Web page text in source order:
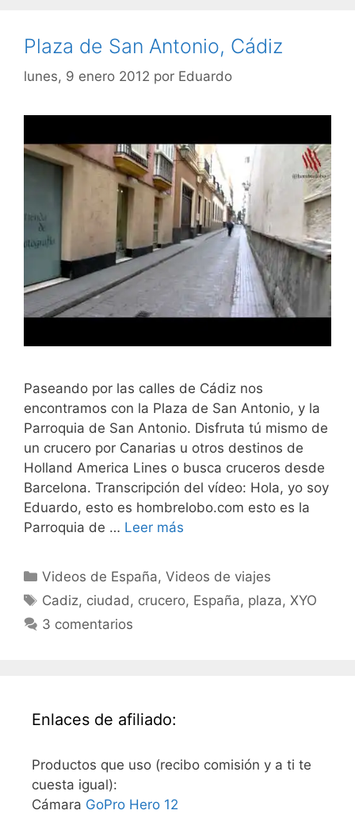
Plaza de San Antonio, Cádiz
lunes, 9 enero 2012 por Eduardo
Paseando por las calles de Cádiz nos
encontramos con la Plaza de San Antonio, y la
Parroquia de San Antonio. Disfruta tú mismo de
un crucero por Canarias u otros destinos de
Holland America Lines o busca cruceros desde
Barcelona. Transcripción del vídeo: Hola, yo soy
Eduardo, esto es hombrelobo.com esto es la
Parroquia de … Leer más
Categorías
Videos de España,Videos de viajes
Etiquetas
Cadiz, ciudad, crucero, España, plaza,XYO
3 comentarios
Enlaces de afiliado:
Productos que uso (recibo comisión y a ti te
cuesta igual):
Cámara GoPro Hero 12